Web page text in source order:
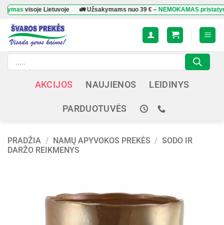
Skip
content
visoje Lietuvoje 🚛 Užsakymams nuo39 €– NEMOKAMAS pristatymas
Products
search
AKCIJOS NAUJIENOS LEIDINYS
PARDUOTUVĖS
PRADŽIA / NAMŲ APYVOKOS PREKĖS / SODO IR
DARŽO REIKMENYS